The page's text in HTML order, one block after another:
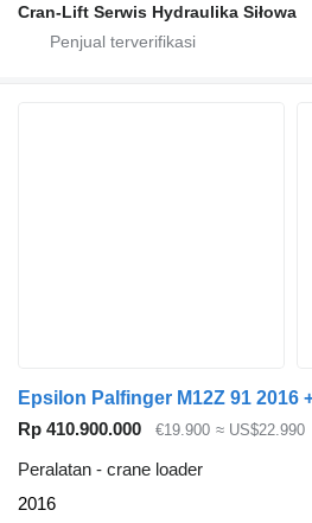
Cran-Lift Serwis Hydraulika Siłowa
Epsilon Palfinger M12Z 91 2016
Rp 410.900.000
€19.900 ≈ US$22.990
Peralatan - crane loader
2016